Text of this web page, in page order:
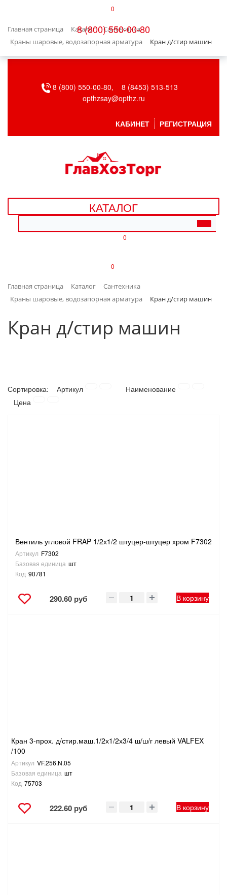
0
8 (800) 550-00-80
Главная страница Каталог
Сантехника
Краны шаровые, водозапорная арматура
Кран д/стир машин
БЫТОВАЯ ТЕХНИКА
ВЕНТИЛЯЦИЯ
ДАЧА, САД И ОГОРОД
ДЕТСКИЕ ТОВАРЫ
ИНТЕРЬЕР
ЛАКОКРАСОЧНЫЕ МАТЕРИАЛЫ
СНЕГОУБОРОЧНЫЙ ИНВЕНТАРЬ
СТРЕМЯНКИ,ЛЕСТНИЦЫ
СТРОИТЕЛЬНЫЕ И ОТДЕЛОЧНЫЕ МАТЕРИАЛЫ
ЭЛЕКТРОМОНТАЖНЫЕ ТОВАРЫ, СВЕТОТЕХНИКА
8 (800) 550-00-80,
8 (8453) 513-513
opthzsay@opthz.ru
КАБИНЕТ РЕГИСТРАЦИЯ
КАТАЛОГ
0
0
Главная страница Каталог
Сантехника
Краны шаровые, водозапорная арматура
Кран д/стир машин
Кран д/стир машин
Сортировка: Артикул
Наименование
Цена
Вентиль угловой FRAP 1/2х1/2 штуцер-штуцер хром F7302
Артикул F7302
Базовая единица шт
Код 90781
290.60 руб В корзину
Кран 3-прох. д/стир.маш.1/2х1/2х3/4 ш/ш/г левый VALFEX
/100
Артикул VF.256.N.05
Базовая единица шт
Код 75703
222.60 руб В корзину